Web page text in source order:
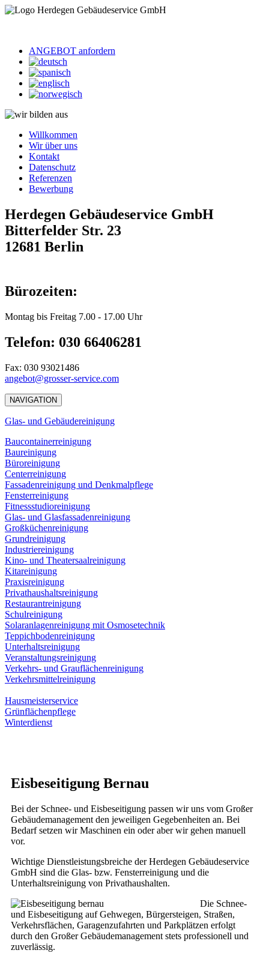
ANGEBOT anfordern
Willkommen
Wir über uns
Kontakt
Datenschutz
Referenzen
Bewerbung
Herdegen Gebäudeservice GmbH
Bitterfelder Str. 23
12681 Berlin
Bürozeiten:
Montag bis Freitag 7.00 - 17.00 Uhr
Telefon: 030 66406281
Fax: 030 93021486
angebot@grosser-service.com
NAVIGATION
Glas- und Gebäudereinigung
Baucontainerreinigung
Baureinigung
Büroreinigung
Centerreinigung
Fassadenreinigung und Denkmalpflege
Fensterreinigung
Fitnessstudioreinigung
Glas- und Glasfassadenreinigung
Großküchenreinigung
Grundreinigung
Industriereinigung
Kino- und Theatersaalreinigung
Kitareinigung
Praxisreinigung
Privathaushaltsreinigung
Restaurantreinigung
Schulreinigung
Solaranlagenreinigung mit Osmosetechnik
Teppichbodenreinigung
Unterhaltsreinigung
Veranstaltungsreinigung
Verkehrs- und Grauflächenreinigung
Verkehrsmittelreinigung
Hausmeisterservice
Grünflächenpflege
Winterdienst
Eisbeseitigung Bernau
Bei der Schnee- und Eisbeseitigung passen wir uns vom Großer
Gebäudemanagement den jeweiligen Gegebenheiten an. Bei
Bedarf setzen wir Maschinen ein oder aber wir gehen manuell
vor.
Wichtige Dienstleistungsbreiche der Herdegen Gebäudeservice
GmbH sind die Glas- bzw. Fensterreinigung und die
Unterhaltsreinigung von Privathaushalten.
Die Schnee-
und Eisbeseitigung auf Gehwegen, Bürgersteigen, Straßen,
Verkehrsflächen, Garagenzufahrten und Parkplätzen erfolgt
durch den Großer Gebäudemanagement stets professionell und
zuverlässig.